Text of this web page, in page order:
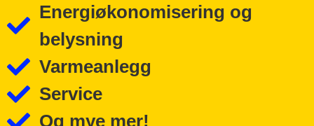
Energiøkonomisering og
belysning
Varmeanlegg
Service
Og mye mer!